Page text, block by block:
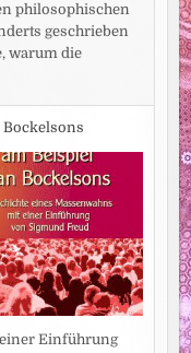
philosophischen
geschrieben
warum die
Einführung